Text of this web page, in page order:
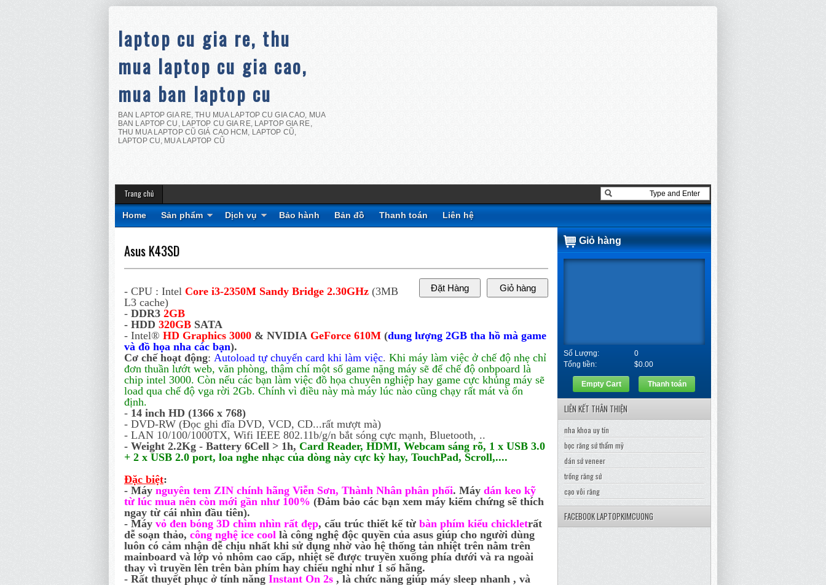
laptop cu gia re, thu
mua laptop cu gia cao,
mua ban laptop cu
BAN LAPTOP GIA RE, THU MUA LAPTOP CU GIA CAO, MUA
BAN LAPTOP CU, LAPTOP CU GIA RE, LAPTOP GIA RE,
THU MUA LAPTOP CŨ GIÁ CAO HCM, LAPTOP CŨ,
LAPTOP CU, MUA LAPTOP CŨ
Trang chủ
Home Sản phẩm Dịch vụ Bảo hành Bản đồ Thanh toán Liên hệ
Asus K43SD
- CPU : Intel Core i3-2350M Sandy Bridge 2.30GHz (3MB
L3 cache)
- DDR3 2GB
- HDD 320GB SATA
- Intel® HD Graphics 3000 & NVIDIA GeForce 610M (dung lượng 2GB tha hồ mà game
và đồ họa nha các bạn).
Cơ chế hoạt động: Autoload tự chuyển card khi làm việc. Khi máy làm việc ở chế độ nhẹ chỉ
đơn thuần lướt web, văn phòng, thậm chí một số game nặng máy sẽ để chế độ onbpoard là
chip intel 3000. Còn nếu các bạn làm việc đồ họa chuyên nghiệp hay game cực khủng máy sẽ
load qua chế độ vga rời 2Gb. Chính vì điều này mà máy lúc nào cũng chạy rất mát và ổn
định.
- 14 inch HD (1366 x 768)
- DVD-RW (Đọc ghi đĩa DVD, VCD, CD...rất mượt mà)
- LAN 10/100/1000TX, Wifi IEEE 802.11b/g/n bắt sóng cực mạnh, Bluetooth, ..
- Weight 2.2Kg - Battery 6Cell > 1h, Card Reader, HDMI, Webcam sáng rõ, 1 x USB 3.0
+ 2 x USB 2.0 port, loa nghe nhạc của dòng này cực kỳ hay, TouchPad, Scroll,....
Đặc biệt:
- Máy nguyên tem ZIN chính hãng Viễn Sơn, Thành Nhân phân phối. Máy dán keo kỹ
từ lúc mua nên còn mới gần như 100% (Đảm bảo các bạn xem máy kiểm chứng sẽ thích
ngay từ cái nhìn đầu tiên).
- Máy vỏ đen bóng 3D chìm nhìn rất đẹp, cấu trúc thiết kế từ bàn phím kiểu chickletrất
dễ soạn thảo, công nghệ ice cool là công nghệ độc quyền của asus giúp cho người dùng
luôn có cảm nhận dễ chịu nhất khi sử dụng nhờ vào hệ thống tản nhiệt trên nằm trên
mainboard và lớp vỏ nhôm cao cấp, nhiệt sẽ được truyền xuống phía dưới và ra ngoài
thay vì truyền lên trên bàn phím hay chiếu nghỉ như 1 số hãng.
- Rất thuyết phục ở tính năng Instant On 2s , là chức năng giúp máy sleep nhanh , và
Giỏ hàng
Số Lượng:
0
Tổng tiền:
$0.00
Empty Cart Thanh toán
LIÊN KẾT THÂN THIỆN
nha khoa uy tín
bọc răng sứ thẩm mỹ
dán sứ veneer
trồng răng sứ
cạo vôi răng
FACEBOOK LAPTOPKIMCUONG